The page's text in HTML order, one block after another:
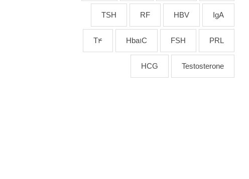
IgA
HBV
RF
TSH
PRL
FSH
Hba1C
T4
Testosterone
HCG